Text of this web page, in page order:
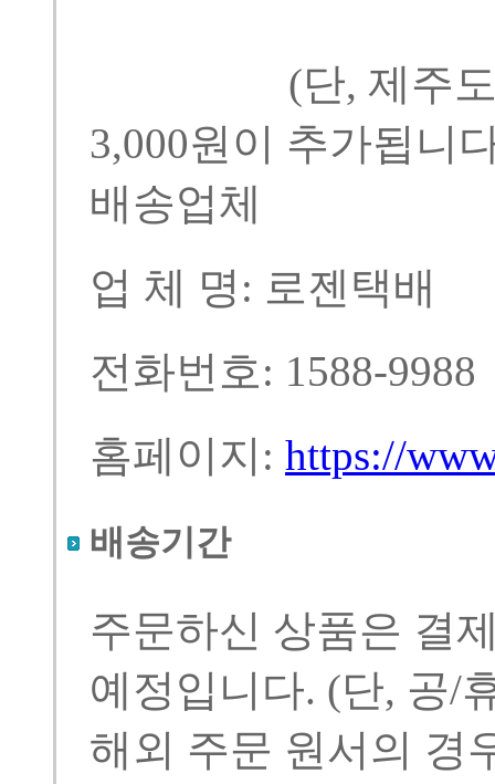
(단, 제주도등
3,000원이 추가됩니
배송업체
업 체 명: 로젠택배
전화번호: 1588-9988
홈페이지: https://
배송기간
주문하신 상품은 결
예정입니다. (단, 공/
해외 주문 원서의 경